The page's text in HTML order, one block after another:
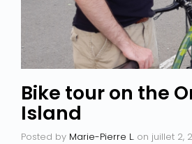
Bike tour on the
Island
Posted by Marie-Pierre L. on juillet 2,